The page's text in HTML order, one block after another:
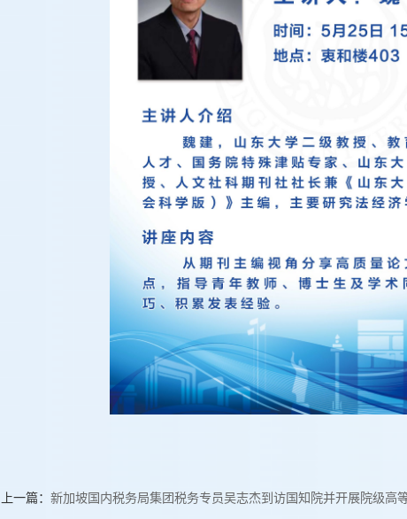
上一篇：新加坡国内税务局集团税务专员吴志杰到访国知院并开展院级高